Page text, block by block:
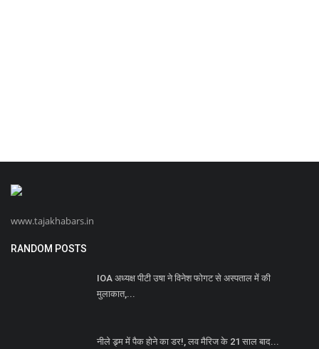
www.tajakhabars.in
RANDOM POSTS
IOA अध्यक्ष पीटी उषा ने विनेश फोगट से अस्पताल में की
मुलाकात,...
नीले ड्र्म में पैक होने का डर!, लव मैरिज के 21 साल बाद...